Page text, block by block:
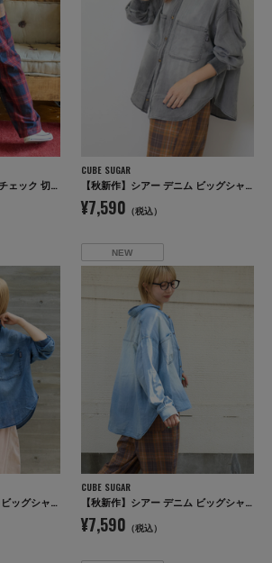
【秋新作】ダブルガーゼ チェック 切替 イージーパンツ
CUBE SUGAR
【秋新作】シアー デニム ビッグシャツ
¥7,590 （税込）
【秋新作】シアー デニム ビッグシャツ
NEW
CUBE SUGAR
【秋新作】シアー デニム ビッグシャツ
¥7,590 （税込）